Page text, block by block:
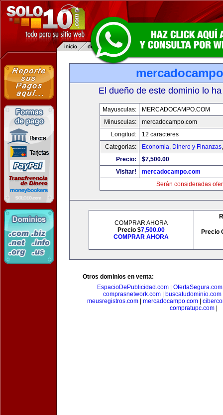
El dueño de este dominio lo
Mayusculas:
MERCADOCAMPO.COM
Minusculas:
mercadocampo.com
Longitud:
12 caracteres
Categorias:
Economia, Dinero y Finanzas
Precio:
$7,500.00
Visitar!
mercadocampo.com
Serán consideradas
COMPRAR AHORA
Precio $7,500.00
COMPRAR AHORA
Precio
Otros dominios en venta:
EspacioDePublicidad.com| OfertaSegura.com
comprasnetwork.com
buscatudominio.com
meusregistros.com| mercadocampo.com|
compratupc.com